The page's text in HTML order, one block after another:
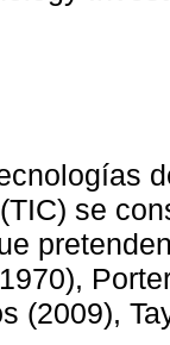
se
(2009),